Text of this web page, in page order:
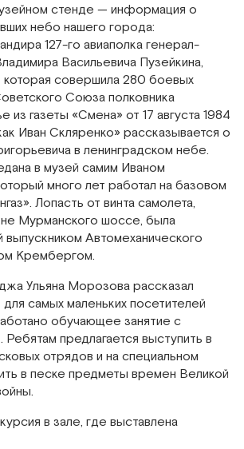
стенде — информация о
небо нашего города:
127-го авиаполка генерал-
Васильевича Пузейкина,
которая совершила 280 боевых
Союза полковника
из газеты «Смена» от 17 августа 1984
Иван Скляренко» рассказывается о
в ленинградском небе.
в музей самим Иваном
много лет работал на базовом
Лопасть от винта самолета,
Мурманского шоссе, была
выпускником Автомеханического
Крембергом.
Ульяна Морозова рассказал
самых маленьких посетителей
обучающее занятие с
предлагается выступить в
отрядов и на специальном
в песке предметы времен Великой
в зале, где выставлена